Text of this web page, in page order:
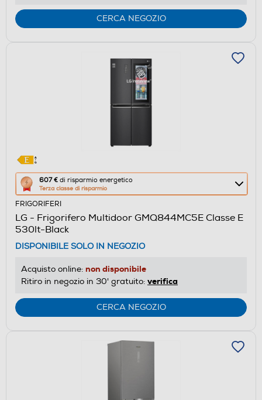
CERCA NEGOZIO
607 € di risparmio energetico
Terza classe di risparmio
Questa
azione
aprirà
il
Calcolatore
di
risparmio
energetico
Youreko.
FRIGORIFERI
LG - Frigorifero Multidoor GMQ844MC5E Classe E
530lt-Black
DISPONIBILE SOLO IN NEGOZIO
Acquisto online: non disponibile
Ritiro in negozio in 30' gratuito: verifica
CERCA NEGOZIO